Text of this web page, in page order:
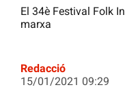
El 34è Festival Folk
marxa
Redacció
15/01/2021 09:29